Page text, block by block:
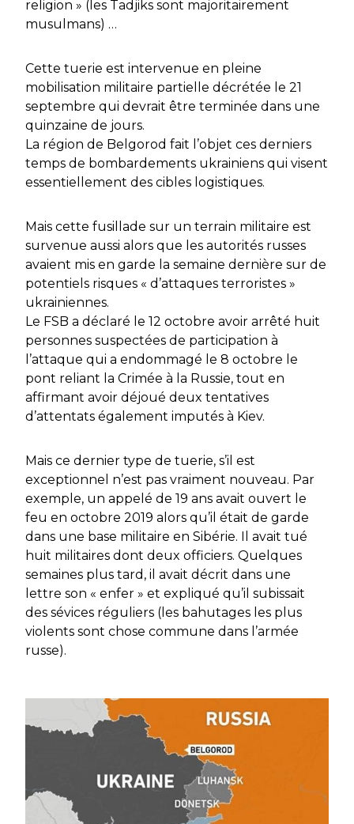
religion » (les Tadjiks sont majoritairement
musulmans) …
Cette tuerie est intervenue en pleine
mobilisation militaire partielle décrétée le 21
septembre qui devrait être terminée dans une
quinzaine de jours.
La région de Belgorod fait l’objet ces derniers
temps de bombardements ukrainiens qui visent
essentiellement des cibles logistiques.
Mais cette fusillade sur un terrain militaire est
survenue aussi alors que les autorités russes
avaient mis en garde la semaine dernière sur de
potentiels risques « d’attaques terroristes »
ukrainiennes.
Le FSB a déclaré le 12 octobre avoir arrêté huit
personnes suspectées de participation à
l’attaque qui a endommagé le 8 octobre le
pont reliant la Crimée à la Russie, tout en
affirmant avoir déjoué deux tentatives
d’attentats également imputés à Kiev.
Mais ce dernier type de tuerie, s’il est
exceptionnel n’est pas vraiment nouveau. Par
exemple, un appelé de 19 ans avait ouvert le
feu en octobre 2019 alors qu’il était de garde
dans une base militaire en Sibérie. Il avait tué
huit militaires dont deux officiers. Quelques
semaines plus tard, il avait décrit dans une
lettre son « enfer » et expliqué qu’il subissait
des sévices réguliers (les bahutages les plus
violents sont chose commune dans l’armée
russe).